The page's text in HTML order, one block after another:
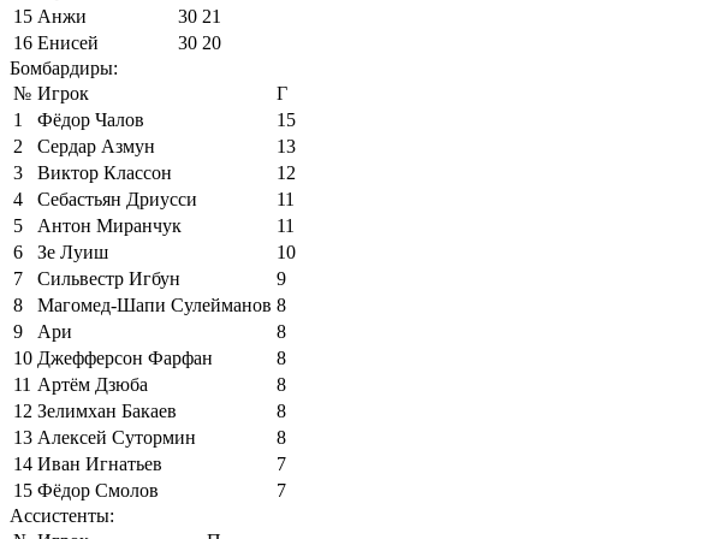
15 Анжи 30 21
16 Енисей 30 20
Бомбардиры:
№ Игрок
Г
1
Фёдор Чалов
15
2
Сердар Азмун
13
3
Виктор Классон
12
4
Себастьян Дриусси
11
5
Антон Миранчук
11
6
Зе Луиш
10
7
Сильвестр Игбун
9
8
Магомед-Шапи Сулейманов 8
9
Ари
8
10 Джефферсон Фарфан
8
11 Артём Дзюба
8
12 Зелимхан Бакаев
8
13 Алексей Сутормин
8
14 Иван Игнатьев
7
15 Фёдор Смолов
7
Ассистенты: